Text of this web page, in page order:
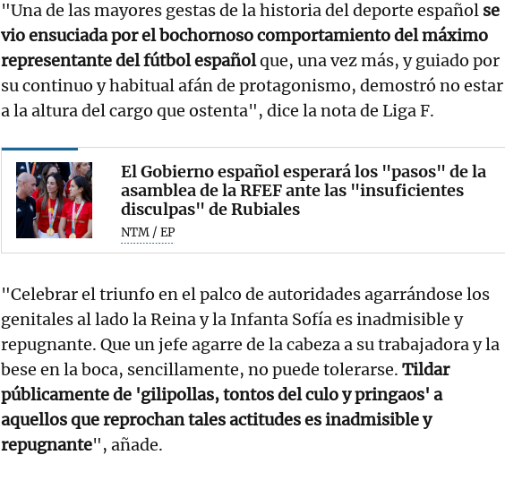
"Una de las mayores gestas de la historia del deporte español se
vio ensuciada por el bochornoso comportamiento del máximo
representante del fútbol españolque, una vez más, y guiado por
su continuo y habitual afán de protagonismo, demostró no estar
a la altura del cargo que ostenta", dice la nota de Liga F.
El Gobierno español esperará los "pasos" de la
asamblea de la RFEF ante las "insuficientes
disculpas" de Rubiales
NTM / EP
"Celebrar el triunfo en el palco de autoridades agarrándose los
genitales al lado la Reina y la Infanta Sofía es inadmisible y
repugnante. Que un jefe agarre de la cabeza a su trabajadora y la
bese en la boca, sencillamente, no puede tolerarse. Tildar
públicamente de 'gilipollas, tontos del culo y pringaos' a
aquellos que reprochan tales actitudes es inadmisible y
repugnante", añade.